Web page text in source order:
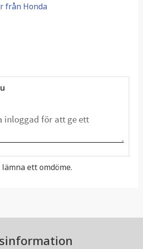
från Honda
ett omdöme.